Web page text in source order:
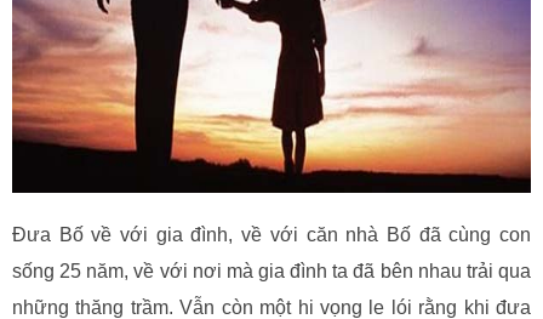
Đưa Bố về với gia đình, về với căn nhà Bố đã cùng con
sống 25 năm, về với nơi mà gia đình ta đã bên nhau trải qua
những thăng trầm. Vẫn còn một hi vọng le lói rằng khi đưa